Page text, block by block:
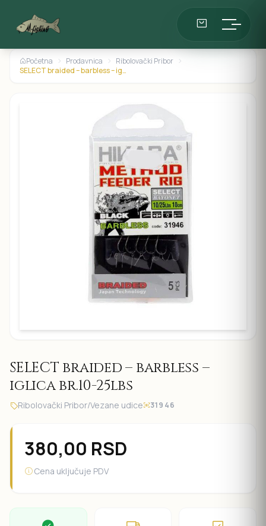
Početna Prodavnica
Ribolovački Pribor
SELECT braided – barbless – iglica br.10-25lbs
SELECT braided – barbless –
iglica br.10-25lbs
Ribolovački Pribor/Vezane udice 31946
380,00 RSD
Cena uključuje PDV